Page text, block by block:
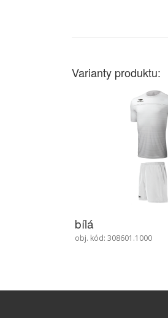
Varianty produktu:
bílá-černá
obj. kód: 308601.1110